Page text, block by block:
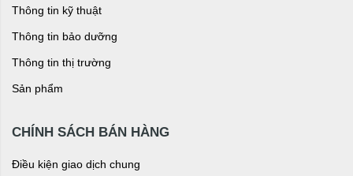
Thông tin kỹ thuật
Thông tin bảo dưỡng
Thông tin thị trường
Sản phẩm
CHÍNH SÁCH BÁN HÀNG
Điều kiện giao dịch chung